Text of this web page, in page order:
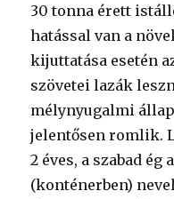
30 tonna érett
hatással van a
kijuttatása esetén
szövetei lazák
mélynyugalmi
jelentősen romlik.
2 éves, a szabad ég
(konténerben)